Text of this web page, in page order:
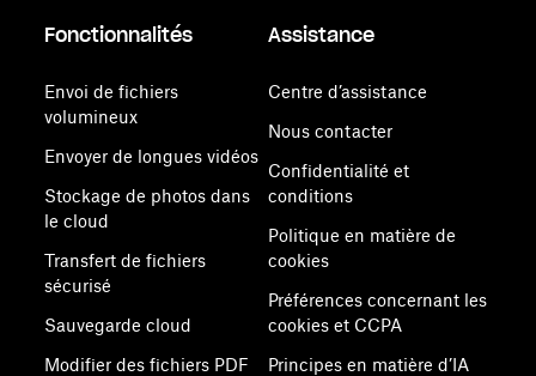
Fonctionnalités
Envoi de fichiers
volumineux
Envoyer de longues vidéos
Stockage de photos dans
le cloud
Transfert de fichiers
sécurisé
Sauvegarde cloud
Modifier des fichiers PDF
Assistance
Centre d’assistance
Nous contacter
Confidentialité et
conditions
Politique en matière de
cookies
Préférences concernant les
cookies et CCPA
Principes en matière d’IA